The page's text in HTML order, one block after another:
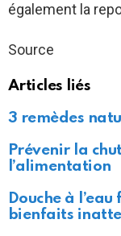
également la
Source
Articles liés
3 remèdes
Prévenir la
l’alimentation
Douche à
bienfaits